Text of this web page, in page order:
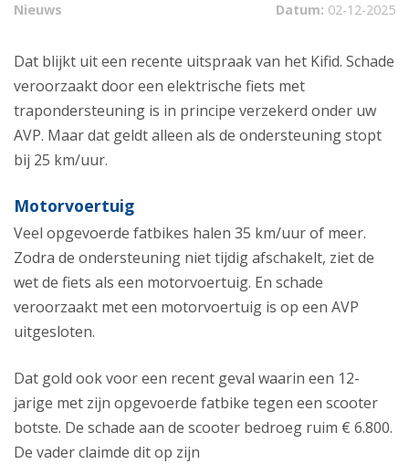
Nieuws Datum: 02-12-2025
Dat blijkt uit een recente uitspraak van het Kifid. Schade
veroorzaakt door een elektrische fiets met
trapondersteuning is in principe verzekerd onder uw
AVP. Maar dat geldt alleen als de ondersteuning stopt
bij 25 km/uur.
Motorvoertuig
Veel opgevoerde fatbikes halen 35 km/uur of meer.
Zodra de ondersteuning niet tijdig afschakelt, ziet de
wet de fiets als een motorvoertuig. En schade
veroorzaakt met een motorvoertuig is op een AVP
uitgesloten.
Dat gold ook voor een recent geval waarin een 12-
jarige met zijn opgevoerde fatbike tegen een scooter
botste. De schade aan de scooter bedroeg ruim € 6.800.
De vader claimde dit op zijn